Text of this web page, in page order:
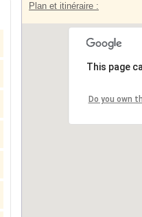
Plan et itinéraire :
This page
Do you own